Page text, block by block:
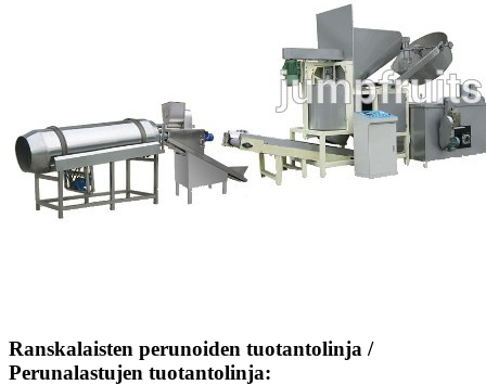
Ranskalaisten perunoiden tuotantolinja /
Perunalastujen tuotantolinja: